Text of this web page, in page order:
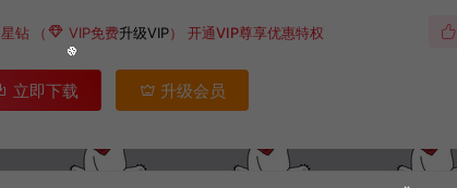
星钻 （ VIP免费升级VIP）开通VIP尊享优惠特权
立即下载 升级会员